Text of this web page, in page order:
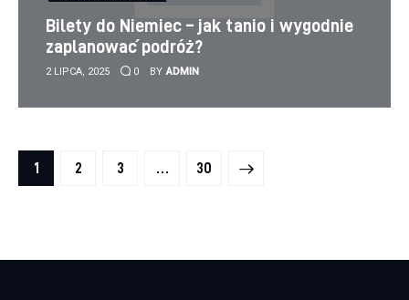
Bilety do Niemiec – jak tanio i wygodnie
zaplanować podróż?
2 LIPCA, 2025 0 BY ADMIN
Stronicowanie wpisów
PAGE
1 PAGE
2 PAGE
3 … PAGE
30
>